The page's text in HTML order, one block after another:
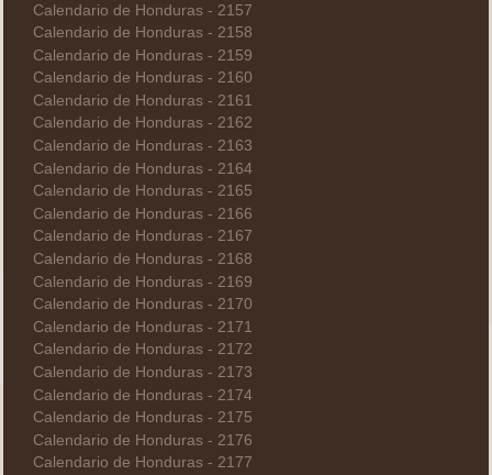
Calendario de Honduras - 2157
Calendario de Honduras - 2158
Calendario de Honduras - 2159
Calendario de Honduras - 2160
Calendario de Honduras - 2161
Calendario de Honduras - 2162
Calendario de Honduras - 2163
Calendario de Honduras - 2164
Calendario de Honduras - 2165
Calendario de Honduras - 2166
Calendario de Honduras - 2167
Calendario de Honduras - 2168
Calendario de Honduras - 2169
Calendario de Honduras - 2170
Calendario de Honduras - 2171
Calendario de Honduras - 2172
Calendario de Honduras - 2173
Calendario de Honduras - 2174
Calendario de Honduras - 2175
Calendario de Honduras - 2176
Calendario de Honduras - 2177